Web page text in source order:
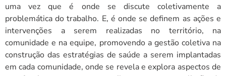
uma vez que é onde se discute coletivamente a
problemática do trabalho. E, é onde se definem as ações e
intervenções a serem realizadas no território, na
comunidade e na equipe, promovendo a gestão coletiva na
construção das estratégias de saúde a serem implantadas
em cada comunidade, onde se revela e explora aspectos de